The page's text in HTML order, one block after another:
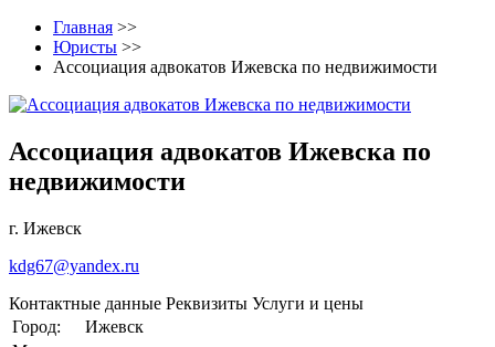
Главная >>
Юристы >>
Ассоциация адвокатов Ижевска по недвижимости
Ассоциация адвокатов Ижевска по
недвижимости
г. Ижевск
kdg67@yandex.ru
Контактные данные Реквизиты Услуги и цены
Город:
Ижевск